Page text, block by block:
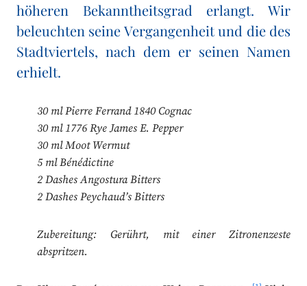
höheren Bekanntheitsgrad erlangt. Wir
beleuchten seine Vergangenheit und die des
Stadtviertels, nach dem er seinen Namen
erhielt.
30 ml Pierre Ferrand 1840 Cognac
30 ml 1776 Rye James E. Pepper
30 ml Moot Wermut
5 ml Bénédictine
2 Dashes Angostura Bitters
2 Dashes Peychaud’s Bitters
Zubereitung: Gerührt, mit einer Zitronenzeste
abspritzen.